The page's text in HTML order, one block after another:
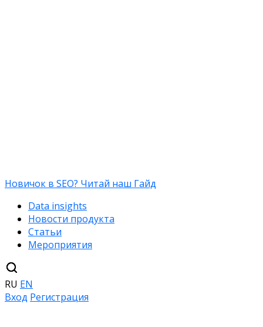
Новичок в SEO? Читай наш Гайд
Data insights
Новости продукта
Статьи
Мероприятия
RU EN
Вход Регистрация